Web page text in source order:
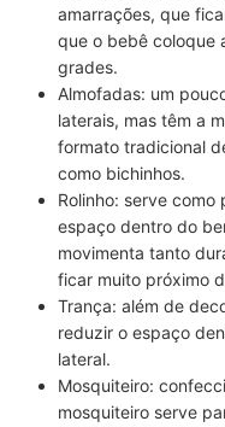
amarrações, que
que o bebê coloque
grades.
Almofadas: um
laterais, mas têm a
formato tradicional
como bichinhos.
Rolinho: serve como
espaço dentro do
movimenta tanto
ficar muito próximo
Trança: além de
reduzir o espaço
lateral.
Mosquiteiro:
mosquiteiro serve